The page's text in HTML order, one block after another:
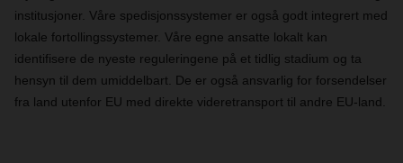
institusjoner. Våre spedisjonssystemer er også godt integrert med
lokale fortollingssystemer. Våre egne ansatte lokalt kan
identifisere de nyeste reguleringene på et tidlig stadium og ta
hensyn til dem umiddelbart. De er også ansvarlig for forsendelser
fra land utenfor EU med direkte videretransport til andre EU-land.